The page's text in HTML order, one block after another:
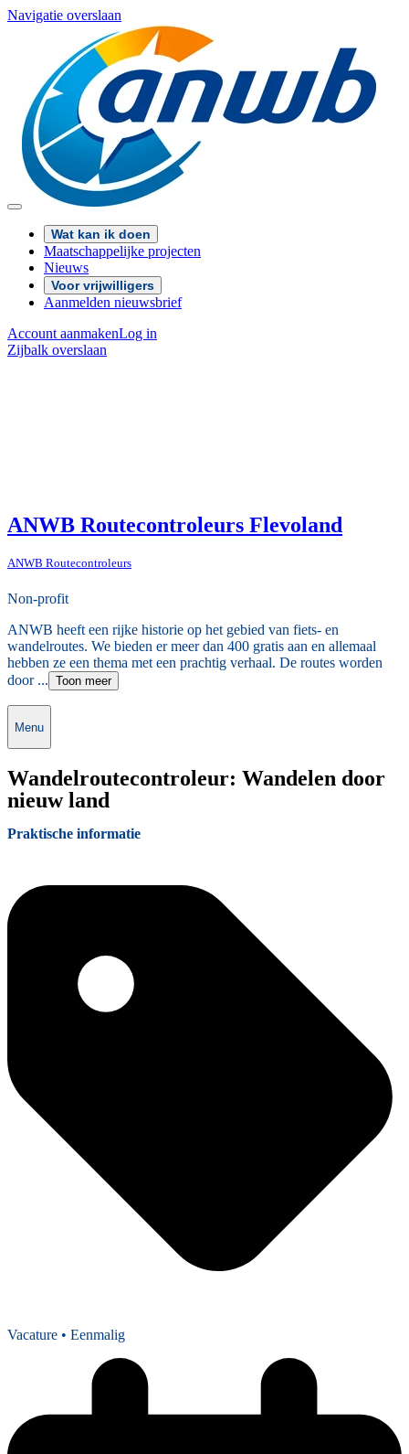
Navigatie overslaan
Wat kan ik doen
Maatschappelijke projecten
Nieuws
Voor vrijwilligers
Aanmelden nieuwsbrief
Account aanmakenLog in
Zijbalk overslaan
ANWB Routecontroleurs Flevoland
ANWB Routecontroleurs
Non-profit
ANWB heeft een rijke historie op het gebied van fiets- en
wandelroutes. We bieden er meer dan 400 gratis aan en allemaal
hebben ze een thema met een prachtig verhaal. De routes worden
door ... Toon meer
Menu
Wandelroutecontroleur: Wandelen door
nieuw land
Praktische informatie
Vacature • Eenmalig